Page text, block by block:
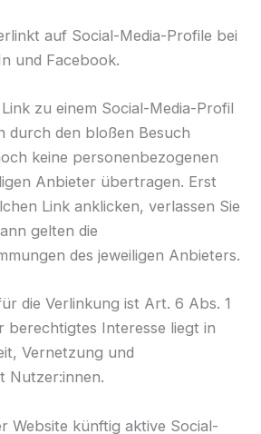
auf Social-Media-Profile bei
und Facebook.
zu einem Social-Media-Profil
durch den bloßen Besuch
keine personenbezogenen
Anbieter übertragen. Erst
Link anklicken, verlassen Sie
gelten die
des jeweiligen Anbieters.
die Verlinkung ist Art. 6 Abs. 1
berechtigtes Interesse liegt in
Vernetzung und
Nutzer:innen.
Website künftig aktive Social-